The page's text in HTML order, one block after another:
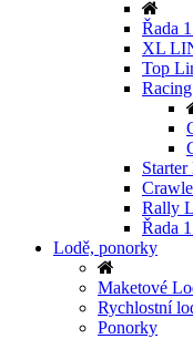
Řada
XL
Top
Rally
Řada
Lodě, ponorky
Maketové
Rychlostní
Ponorky